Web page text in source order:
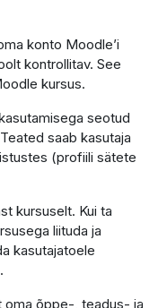
konto Moodle’i
kontrollitav. See
kursus.
seotud
saab kasutaja
(profiili sätete
kursuselt. Kui ta
liituda ja
kasutajatoele
.
oma õppe-, teadus- ja